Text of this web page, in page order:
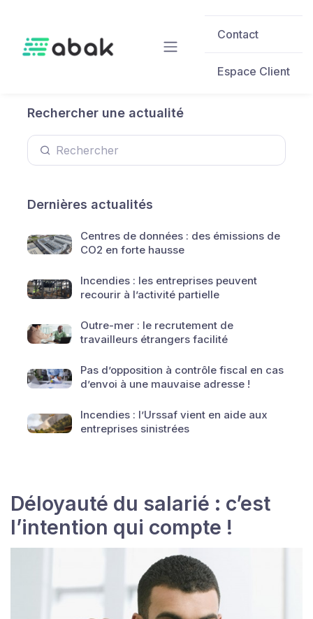
Contact
Espace Client
Rechercher une actualité
Dernières actualités
Centres de données : des émissions de
CO2 en forte hausse
Incendies : les entreprises peuvent
recourir à l’activité partielle
Outre-mer : le recrutement de
travailleurs étrangers facilité
Pas d’opposition à contrôle fiscal en cas
d’envoi à une mauvaise adresse !
Incendies : l’Urssaf vient en aide aux
entreprises sinistrées
Déloyauté du salarié : c’est
l’intention qui compte !